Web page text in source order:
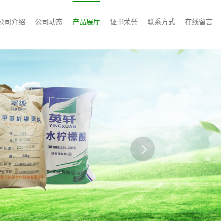
司介绍 公司动态 产品展厅 证书荣誉 联系方式 在线留言